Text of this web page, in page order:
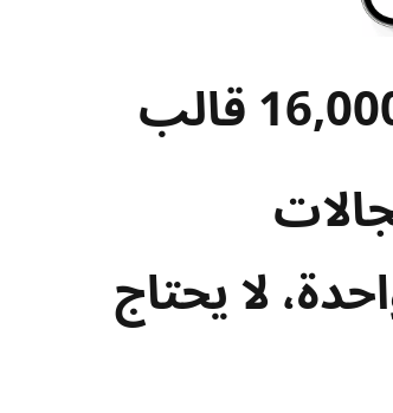
أكثر من 16,000 قالب
لا يحتاج